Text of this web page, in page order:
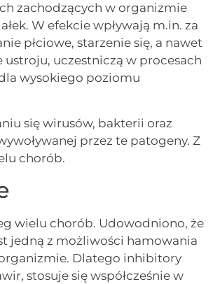
zachodzących w organizmie
W efekcie wpływają m.in. za
płciowe, starzenie się, a nawet
uczestniczą w procesach
wysokiego poziomu
się wirusów, bakterii oraz
przez te patogeny. Z
chorób.
wielu chorób. Udowodniono, że
jedną z możliwości hamowania
Dlatego inhibitory
stosuje się współcześnie w